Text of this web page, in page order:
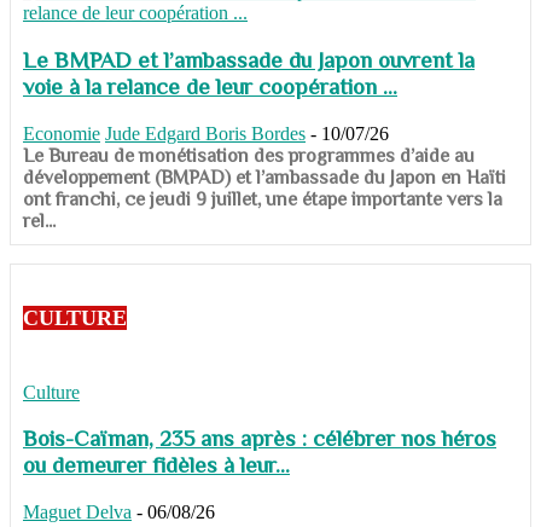
Le BMPAD et l’ambassade du Japon ouvrent la
voie à la relance de leur coopération ...
Economie Jude Edgard Boris Bordes - 10/07/26
​​​​​​​Le Bureau de monétisation des programmes d’aide au
développement (BMPAD) et l’ambassade du Japon en Haïti
ont franchi, ce jeudi 9 juillet, une étape importante vers la
rel...
CULTURE
Culture
Bois-Caïman, 235 ans après : célébrer nos héros
ou demeurer fidèles à leur...
Maguet Delva - 06/08/26